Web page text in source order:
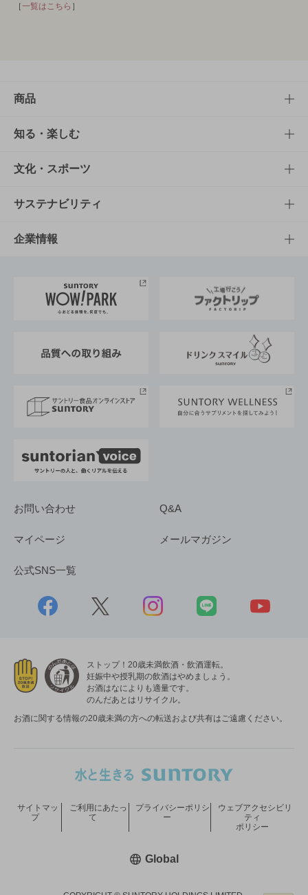
［一覧はこちら ］
商品
商品TOP
商品一覧
商品発売情報
栄養成分一覧
知る・楽しむ
知る・楽しむTOP
キャンペーン
工場見学
地域情報
文化・スポーツ
文化・スポーツTOP
サントリーホール
サントリーサンバーズ大阪
サステナビリティ
サステナビリティTOP
サントリーが考えるサステナビリティ経営
企業情報
企業概要
採用情報
お問い合わせ Q&A
マイページ メールマガジン
公式SNS一覧
ストップ！20歳未満飲酒・飲酒運転。
妊娠中や授乳期の飲酒はやめましょう。
お酒はなによりも適量です。
のんだあとはリサイクル。
お酒に関する情報の20歳未満の方への転送および共有はご遠慮ください。
サイトマッ
プ
ご利用にあたっ
て
プライバシーポリシ
ー
ウェブアクセシビリ
ティ
ポリシー
Global新しいウィンドウで開く